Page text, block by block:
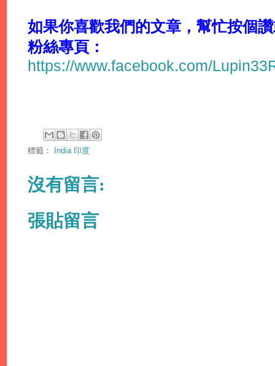
如果你喜歡我們的文章，幫忙按個
粉絲專頁：
https://www.facebook.com/
標籤： India 印度
沒有留言:
張貼留言